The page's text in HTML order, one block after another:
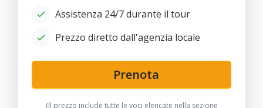
orari dei trasferimenti a seconda dell'orario di
discussi e concordati in anticipo;
- Si prega di notare che i viaggi in treno possono essere
sostituiti da trasferimenti in auto a seconda della
disponibilità dei biglietti e dell'orario dei treni;
- Dopo la data di pubblicazione, qualsiasi modifica agli
Assistenza 24/7 durante il tour
Prezzo diretto dall'agenzia locale
Prenota
(Il prezzo include tutte le voci elencate nella sezione